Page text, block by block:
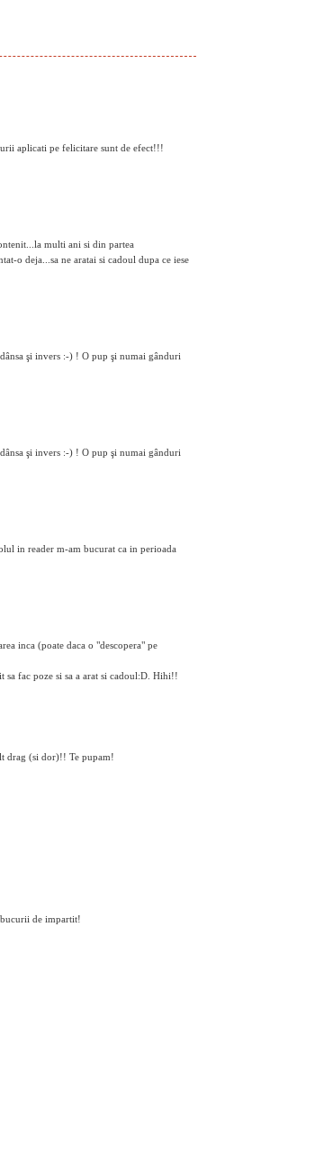
aplicati pe felicitare sunt de efect!!!
multi ani si din partea
o deja...sa ne aratai si cadoul dupa ce iese
şi invers :-) ! O pup şi numai gânduri
şi invers :-) ! O pup şi numai gânduri
in reader m-am bucurat ca in perioada
inca (poate daca o "descopera" pe
fac poze si sa a arat si cadoul:D. Hihi!!
drag (si dor)!! Te pupam!
de impartit!